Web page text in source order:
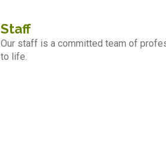
Staff
Our staff is a committed team of
to life.